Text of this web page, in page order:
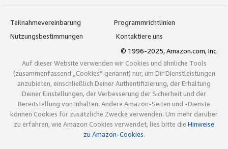
Teilnahmevereinbarung
Programmrichtlinien
Nutzungsbestimmungen
Kontaktiere uns
© 1996-2025, Amazon.com, Inc.
Auf dieser Website verwenden wir Cookies und ähnliche Tools
(zusammenfassend „Cookies“ genannt) nur, um Dir Dienstleistungen
anzubieten, einschließlich Deiner Authentifizierung, der Erhaltung
Deiner Einstellungen, der Verbesserung der Sicherheit und der
Bereitstellung von Inhalten. Andere Amazon-Seiten und -Dienste
können Cookies für zusätzliche Zwecke verwenden. Um mehr darüber
zu erfahren, wie Amazon Cookies verwendet, lies bitte die Hinweise
zu Amazon-Cookies.